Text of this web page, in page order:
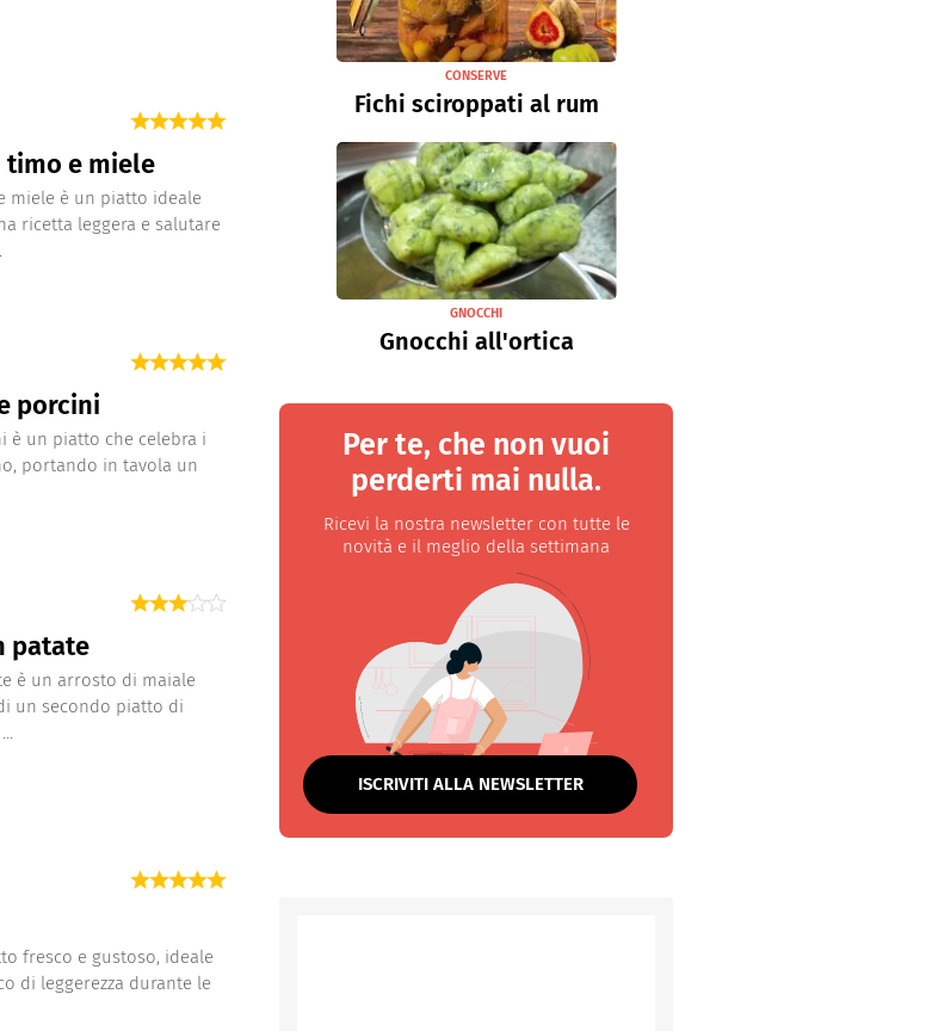
timo e miele
miele è un piatto ideale
ricetta leggera e salutare
porcini
è un piatto che celebra i
portando in tavola un
patate
è un arrosto di maiale
un secondo piatto di
fresco e gustoso, ideale
di leggerezza durante le
CONSERVE
Fichi sciroppati al rum
GNOCCHI
Gnocchi all'ortica
Per te, che non vuoi
perderti mai nulla.
Ricevi la nostra newsletter con tutte le
novità e il meglio della settimana
ISCRIVITI ALLA NEWSLETTER